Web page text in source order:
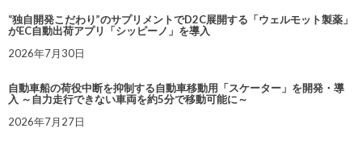
“独自開発こだわり”のサプリメントでD2C展開する「ウェルモット製薬」
がEC自動出荷アプリ「シッピーノ」を導入
2026年7月30日
自動車船の荷役中断を抑制する自動車移動用「スケーター」を開発・導
入 ～自力走行できない車両を約5分で移動可能に～
2026年7月27日